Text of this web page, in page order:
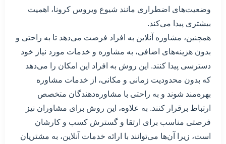
وضعیت‌های اضطراری مانند شیوع ویروس کرونا، اهمیت
بیشتری پیدا می‌کند.
همچنین، مشاوره آنلاین به افراد فرصت می‌دهد تا به راحتی و
بدون هزینه‌های اضافی، به مشاوره و خدمات مورد نیاز خود
دسترسی پیدا کنند. این روش به افراد این امکان را می‌دهد
که بدون محدودیت زمانی و مکانی، از خدمات مشاوره
بهره‌مند شوند و به راحتی با مشاوره‌دهندگان متخصص
ارتباط برقرار کنند. به علاوه، این روش برای مشاوران نیز
فرصتی مناسب برای ارتقا و گسترش کسب و کارشان
است، زیرا آن‌ها می‌توانند با ارائه خدمات آنلاین، به مشتریان